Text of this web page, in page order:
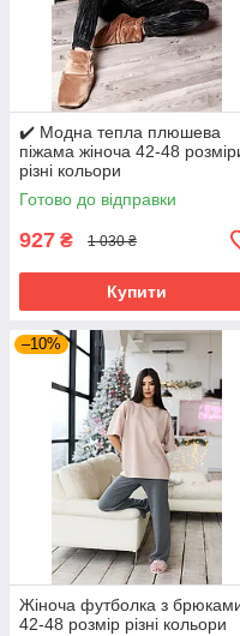
✔️ Модна тепла плюшева
піжама жіноча 42-48
різні кольори
Готово до відправки
927 ₴ 1 030 ₴
Купити
–10%
Жіноча футболка з
42-48 розмір різні кольори